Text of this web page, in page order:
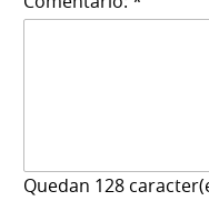
Quedan 128